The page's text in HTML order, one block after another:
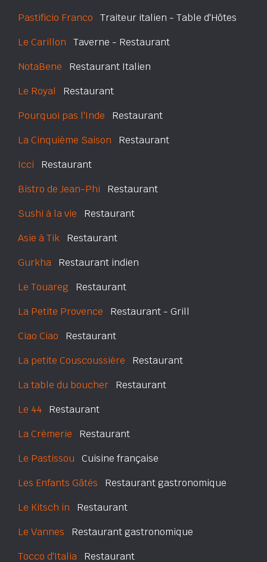
Pastificio Franco Traiteur italien - Table d'Hôtes
Le Carillon Taverne - Restaurant
NotaBene Restaurant Italien
Le Royal Restaurant
Pourquoi pas l'Inde Restaurant
La Cinquième Saison Restaurant
Icci Restaurant
Bistro de Jean-Phi Restaurant
Sushi à la vie Restaurant
Asie à Tik Restaurant
Gurkha Restaurant indien
Le Touareg Restaurant
La Petite Provence Restaurant - Grill
Ciao Ciao Restaurant
La petite Couscoussière Restaurant
La table du boucher Restaurant
Le 44 Restaurant
La Crèmerie Restaurant
Le Pastissou Cuisine française
Les Enfants Gâtés Restaurant gastronomique
Le Kitsch in Restaurant
Le Vannes Restaurant gastronomique
Tocco d'Italia Restaurant